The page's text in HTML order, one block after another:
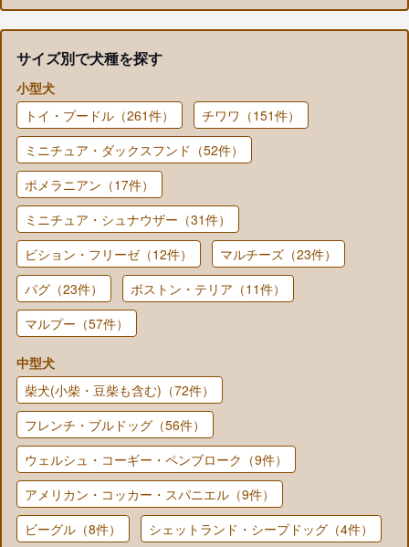
サイズ別で犬種を探す
小型犬
トイ・プードル（261件）
チワワ（151件）
ミニチュア・ダックスフンド（52件）
ポメラニアン（17件）
ミニチュア・シュナウザー（31件）
ビション・フリーゼ（12件）
マルチーズ（23件）
パグ（23件）
ボストン・テリア（11件）
マルプー（57件）
中型犬
柴犬(小柴・豆柴も含む)（72件）
フレンチ・ブルドッグ（56件）
ウェルシュ・コーギー・ペンブローク（9件）
アメリカン・コッカー・スパニエル（9件）
ビーグル（8件）
シェットランド・シープドッグ（4件）